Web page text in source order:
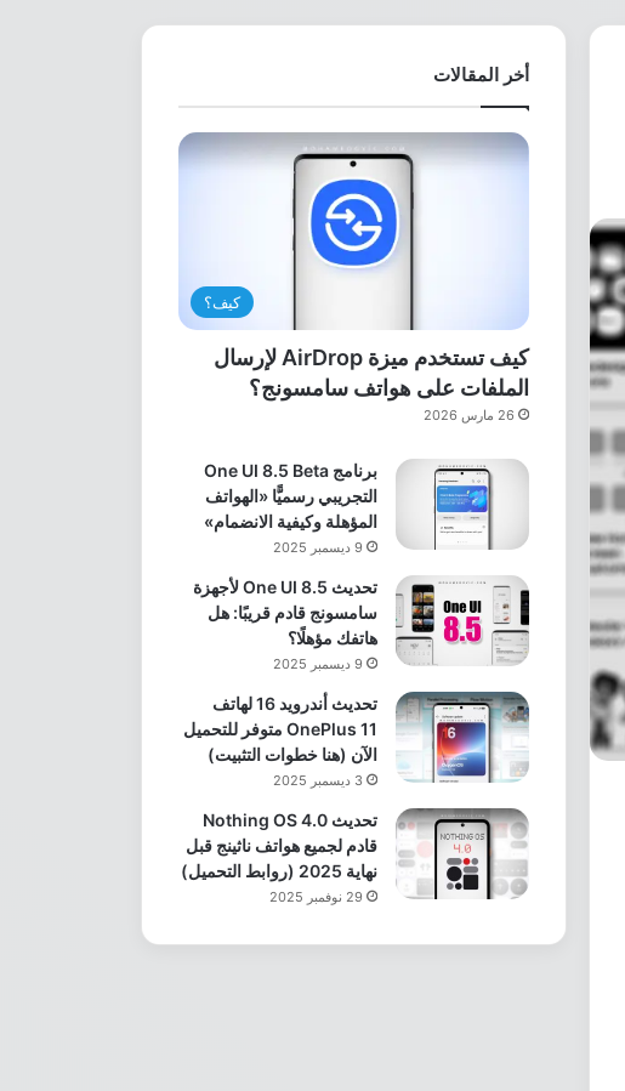
أخر المقالات
كيف؟
كيف تستخدم ميزة AirDrop لإرسال
الملفات على هواتف سامسونج؟
26 مارس 2026
برنامج One UI 8.5 Beta
التجريبي رسميًّا «الهواتف
المؤهلة وكيفية الانضمام»
9 ديسمبر 2025
تحديث One UI 8.5 لأجهزة
سامسونج قادم قريبًا: هل
هاتفك مؤهلًا؟
9 ديسمبر 2025
تحديث أندرويد 16 لهاتف
OnePlus 11 متوفر للتحميل
الآن (هنا خطوات التثبيت)
3 ديسمبر 2025
تحديث Nothing OS 4.0
قادم لجميع هواتف ناثينج قبل
نهاية 2025 (روابط التحميل)
29 نوفمبر 2025